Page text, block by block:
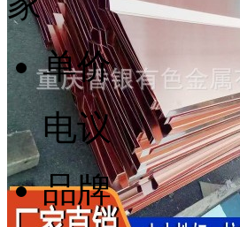
单价
电议
品牌